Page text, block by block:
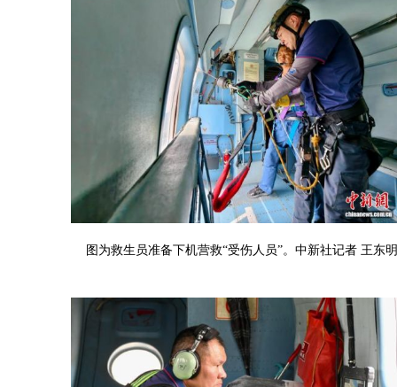
图为救生员准备下机营救“受伤人员”。中新社记者 王东